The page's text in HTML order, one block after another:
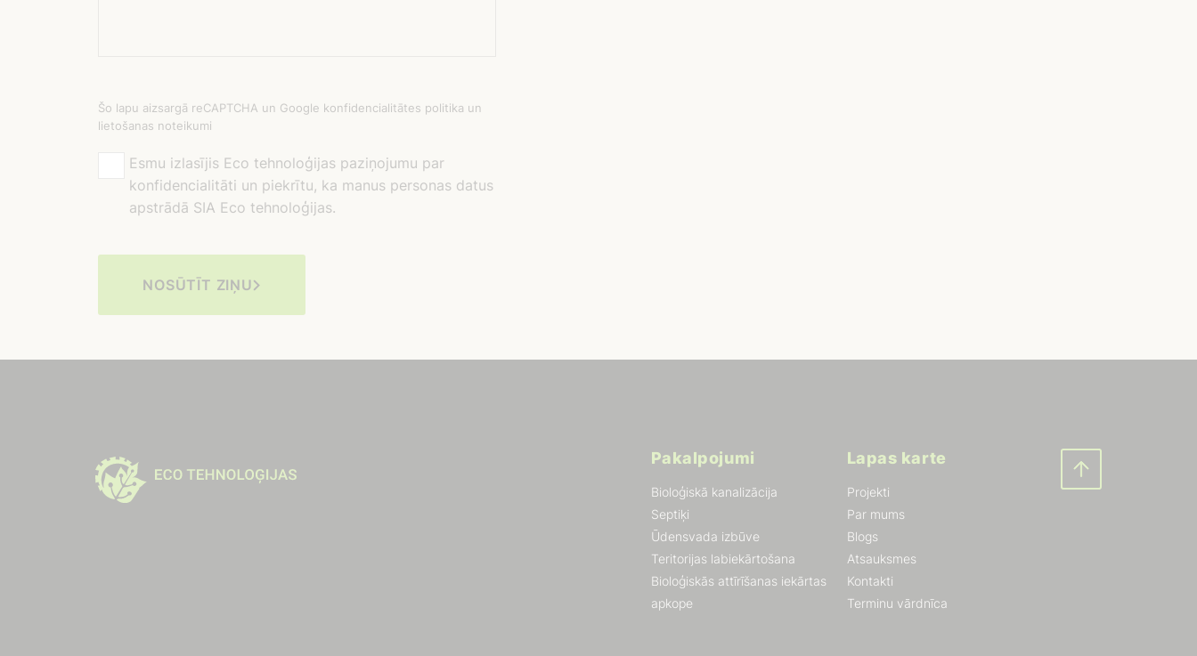
Šo lapu aizsargā reCAPTCHA un Google konfidencialitātes politika un
lietošanas noteikumi
Esmu izlasījis Eco tehnoloģijas paziņojumu par
konfidencialitāti un piekrītu, ka manus personas datus
apstrādā SIA Eco tehnoloģijas.
NOSŪTĪT ZIŅU
Pakalpojumi
Bioloģiskā kanalizācija
Septiķi
Ūdensvada izbūve
Teritorijas labiekārtošana
Bioloģiskās attīrīšanas iekārtas
apkope
Lapas karte
Projekti
Par mums
Blogs
Atsauksmes
Kontakti
Terminu vārdnīca